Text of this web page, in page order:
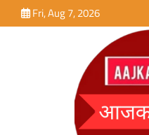
to
Fri, Aug 7, 2026